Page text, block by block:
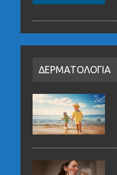
ΔΕΡΜΑΤΟΛΟΓΙΑ